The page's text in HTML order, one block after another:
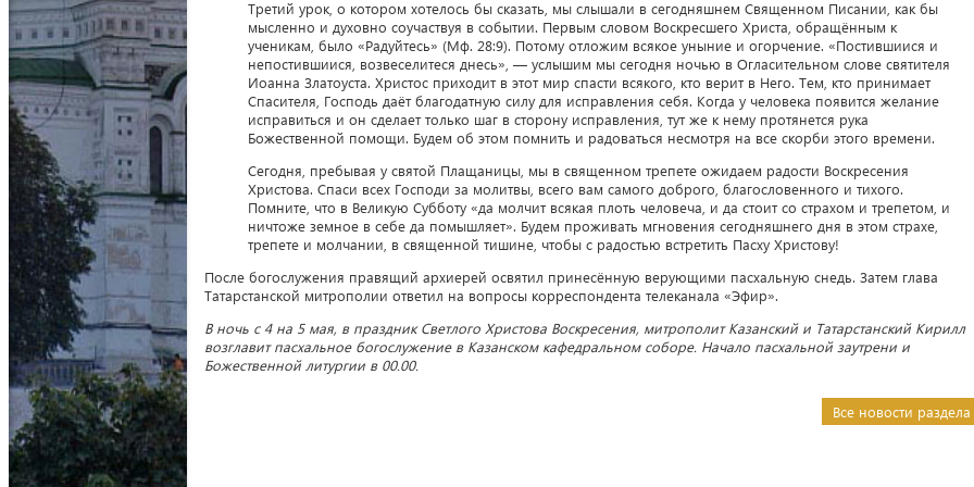
Третий урок, о котором хотелось бы сказать, мы слышали в сегодняшнем Священном Писании, как бы
мысленно и духовно соучаствуя в событии. Первым словом Воскресшего Христа, обращённым к
ученикам, было «Радуйтесь» (Мф. 28:9). Потому отложим всякое уныние и огорчение. «Постившиися и
непостившиися, возвеселитеся днесь», — услышим мы сегодня ночью в Огласительном слове святителя
Иоанна Златоуста. Христос приходит в этот мир спасти всякого, кто верит в Него. Тем, кто принимает
Спасителя, Господь даёт благодатную силу для исправления себя. Когда у человека появится желание
исправиться и он сделает только шаг в сторону исправления, тут же к нему протянется рука
Божественной помощи. Будем об этом помнить и радоваться несмотря на все скорби этого времени.
Сегодня, пребывая у святой Плащаницы, мы в священном трепете ожидаем радости Воскресения
Христова. Спаси всех Господи за молитвы, всего вам самого доброго, благословенного и тихого.
Помните, что в Великую Субботу «да молчит всякая плоть человеча, и да стоит со страхом и трепетом, и
ничтоже земное в себе да помышляет». Будем проживать мгновения сегодняшнего дня в этом страхе,
трепете и молчании, в священной тишине, чтобы с радостью встретить Пасху Христову!
После богослужения правящий архиерей освятил принесённую верующими пасхальную снедь. Затем глава
Татарстанской митрополии ответил на вопросы корреспондента телеканала «Эфир».
В ночь с 4 на 5 мая, в праздник Светлого Христова Воскресения, митрополит Казанский и Татарстанский Кирилл
возглавит пасхальное богослужение в Казанском кафедральном соборе. Начало пасхальной заутрени и
Божественной литургии в 00.00.
Все новости